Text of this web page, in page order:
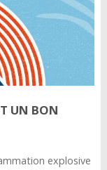
UN BON
explosive